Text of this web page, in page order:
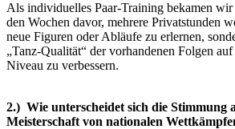
Als individuelles Paar-Training bekamen
den Wochen davor, mehrere Privatstunden
neue Figuren oder Abläufe zu erlernen,
„Tanz-Qualität“ der vorhandenen Folgen
Niveau zu verbessern.
2.) Wie unterscheidet sich die Stimmung
Meisterschaft von nationalen